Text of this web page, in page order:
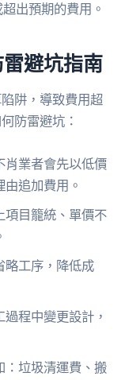
出預期的費用。
避坑指南
阱，導致費用超
防雷避坑：
肖業者會先以低價
追加費用。
項目籠統、單價不
略工序，降低成
過程中變更設計，
：垃圾清運費、搬